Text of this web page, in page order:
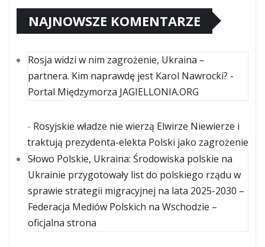
NAJNOWSZE KOMENTARZE
Rosja widzi w nim zagrożenie, Ukraina –
partnera. Kim naprawdę jest Karol Nawrocki? -
Portal Międzymorza JAGIELLONIA.ORG
- Rosyjskie władze nie wierzą Elwirze Niewierze i
traktują prezydenta-elekta Polski jako zagrożenie
Słowo Polskie, Ukraina: Środowiska polskie na
Ukrainie przygotowały list do polskiego rządu w
sprawie strategii migracyjnej na lata 2025-2030 –
Federacja Mediów Polskich na Wschodzie –
oficjalna strona